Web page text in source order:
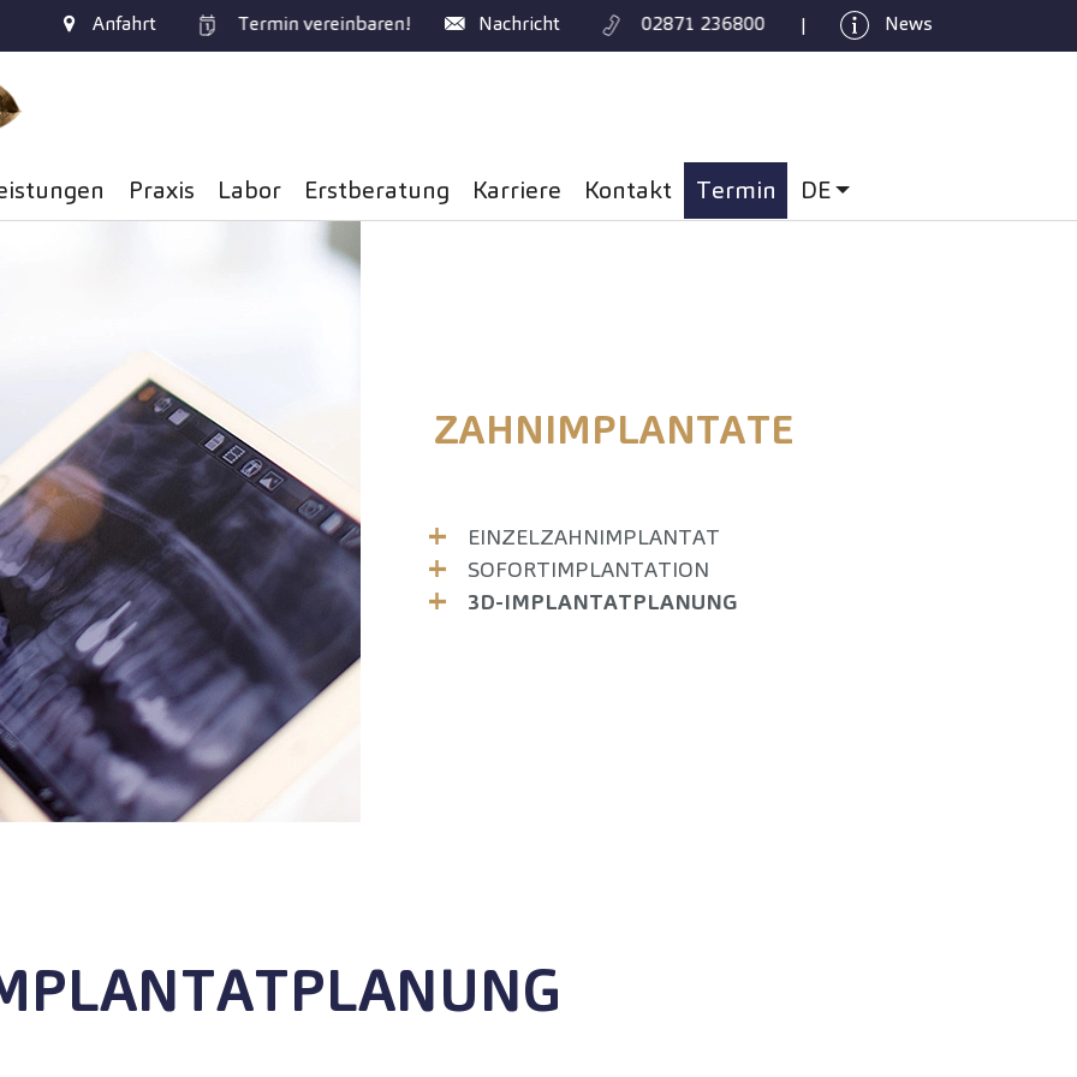
Anfahrt Terminvereinbaren! Nachricht 02871 236800 | News
Praxis Labor Erstberatung Karriere Kontakt Termin
: Deutsch
DE
ZAHNIMPLANTATE
EINZELZAHNIMPLANTAT
SOFORTIMPLANTATION
3D-IMPLANTATPLANUNG